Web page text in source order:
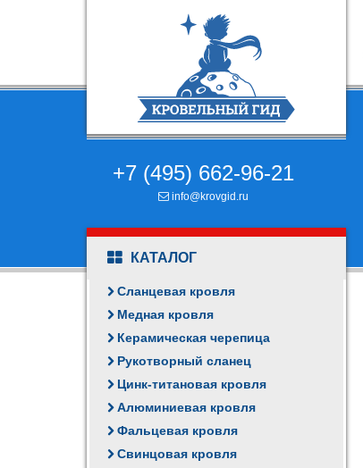
+7 (495) 662-96-21
info@krovgid.ru
КАТАЛОГ
Сланцевая кровля
Медная кровля
Керамическая черепица
Рукотворный сланец
Цинк-титановая кровля
Алюминиевая кровля
Фальцевая кровля
Свинцовая кровля